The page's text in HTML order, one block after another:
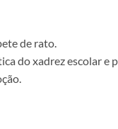
de rato.
do xadrez escolar e